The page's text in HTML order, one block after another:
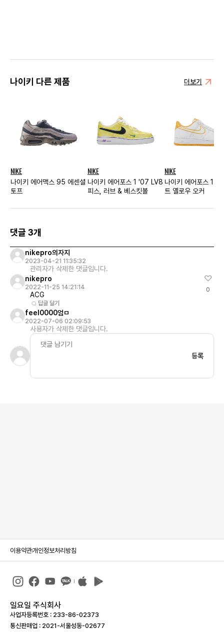
나이키 다른 제품 더보기
NIKE
나이키 에어맥스 95 에센셜
토프
NIKE
나이키 에어포스 1 '07 LV8
피스, 러브 & 베스킷볼
NIKE
나이키 에어포스 1
트 옐로우 오커
댓글 3개
nikepro의자지
2023-04-21 11:35:32
관리자가 삭제한 댓글입니다.
nikepro
2022-11-25 14:21:14
ACG
답글 달기
0
feel0000엄ㅁ
2022-07-06 02:09:53
사용자가 삭제한 댓글입니다.
등록
이용약관개인정보처리방침
일요일 주식회사
사업자등록번호 : 233-86-023­73
통신판매업 : 2021-서울성동-02677